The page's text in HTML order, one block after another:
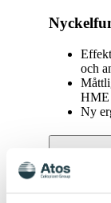
och
HME
Ny